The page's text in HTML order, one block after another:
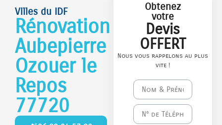
Villes du IDF
Rénovation
Aubepierre
Ozouer le
Repos
77720
Obtenez
votre
Devis
OFFERT
Nous vous rappelons au plus
vite !